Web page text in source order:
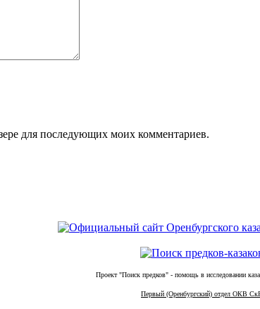
для последующих моих комментариев.
Проект "Поиск предков" - помощь в исследовании
Первый (Оренбургский) отдел ОКВ